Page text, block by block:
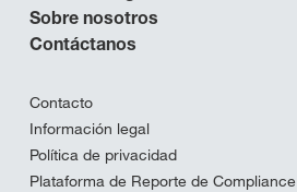
Sobre nosotros
Contáctanos
Contacto
Información legal
Política de privacidad
Plataforma de Reporte de Compliance